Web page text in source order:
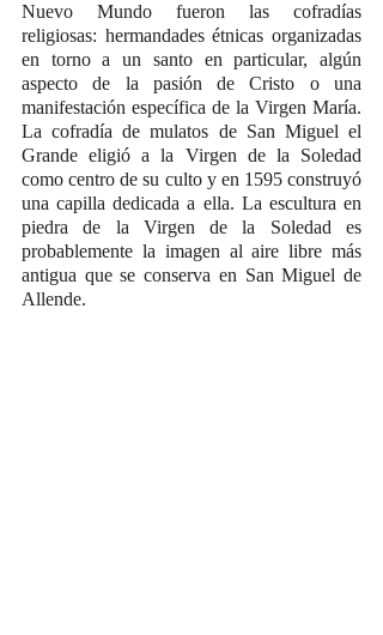
Nuevo Mundo fueron las cofradías
religiosas: hermandades étnicas organizadas
en torno a un santo en particular, algún
aspecto de la pasión de Cristo o una
manifestación específica de la Virgen María.
La cofradía de mulatos de San Miguel el
Grande eligió a la Virgen de la Soledad
como centro de su culto y en 1595 construyó
una capilla dedicada a ella. La escultura en
piedra de la Virgen de la Soledad es
probablemente la imagen al aire libre más
antigua que se conserva en San Miguel de
Allende.